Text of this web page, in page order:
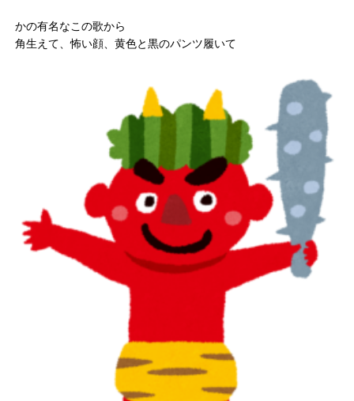
かの有名なこの歌から
角生えて、怖い顔、黄色と黒のパンツ履いて